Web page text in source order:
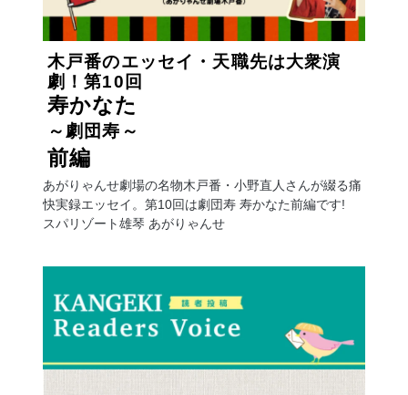
木戸番のエッセイ・天職先は大衆演
劇！第10回
寿かなた
～劇団寿～
前編
あがりゃんせ劇場の名物木戸番・小野直人さんが綴る痛
快実録エッセイ。第10回は劇団寿 寿かなた前編です!
スパリゾート雄琴 あがりゃんせ